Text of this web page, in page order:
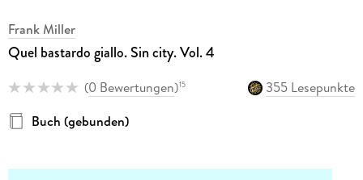
Frank Miller
Quel bastardo giallo. Sin city. Vol. 4
(0 Bewertungen)15
355 Lesepunkte
Buch (gebunden)